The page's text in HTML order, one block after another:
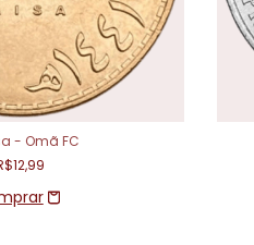
- Omã FC